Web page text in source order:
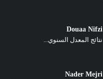
Douaa Nifzi
نتائج المعدل السنوي...
Nader Mejri